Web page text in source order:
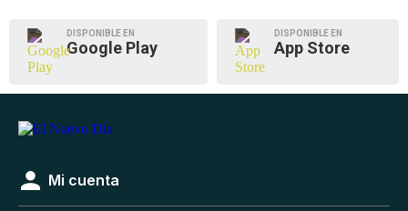
DISPONIBLE EN
Google Play
DISPONIBLE EN
App Store
Mi cuenta